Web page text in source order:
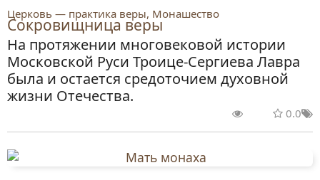
Церковь — практика веры, Монашество
Сокровищница веры
На протяжении многовековой истории
Московской Руси Троице-Сергиева Лавра
была и остается средоточием духовной
жизни Отечества.
0.0